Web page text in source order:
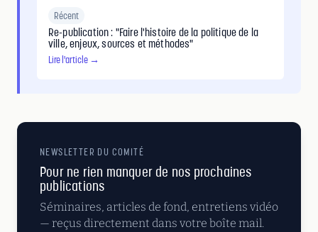
Récent
Re-publication : "Faire l'histoire de la politique de la
ville, enjeux, sources et méthodes"
Lire l'article →
NEWSLETTER DU COMITÉ
Pour ne rien manquer de nos prochaines
publications
Séminaires, articles de fond, entretiens vidéo
— reçus directement dans votre boîte mail.